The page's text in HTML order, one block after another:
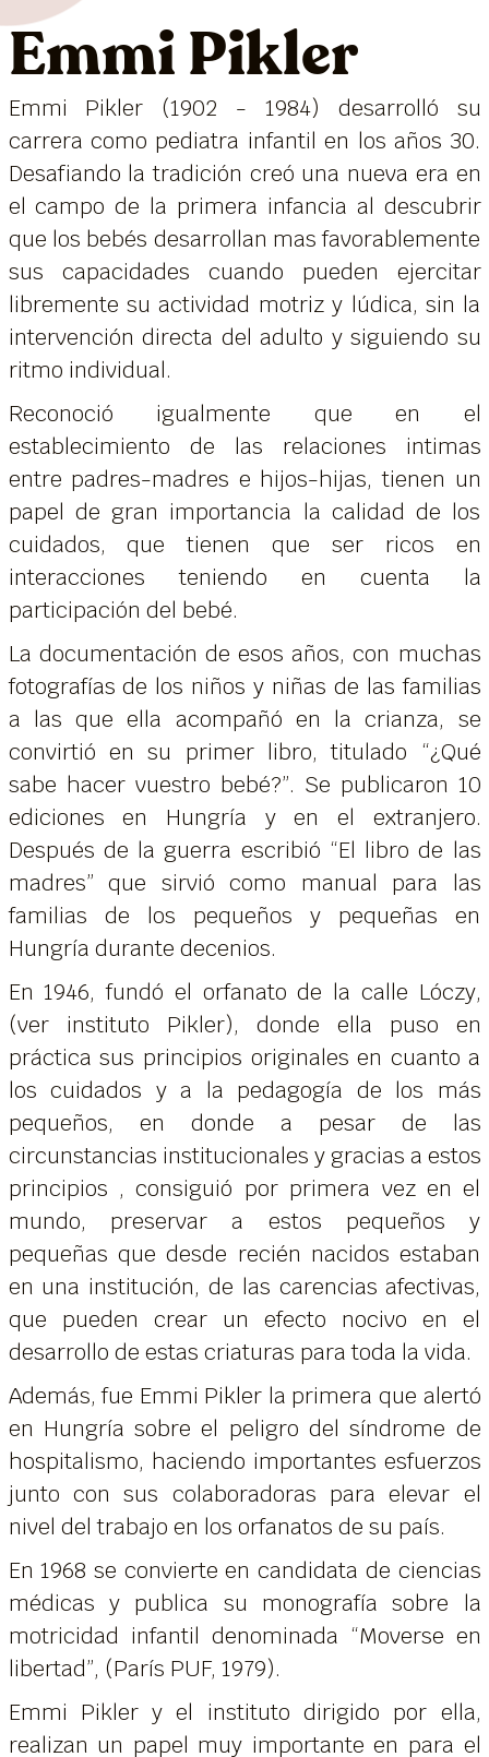
Emmi Pikler
Emmi Pikler (1902 - 1984) desarrolló su
carrera como pediatra infantil en los años 30.
Desafiando la tradición creó una nueva era en
el campo de la primera infancia al descubrir
que los bebés desarrollan mas favorablemente
sus capacidades cuando pueden ejercitar
libremente su actividad motriz y lúdica, sin la
intervención directa del adulto y siguiendo su
ritmo individual.
Reconoció igualmente que en el
establecimiento de las relaciones intimas
entre padres-madres e hijos-hijas, tienen un
papel de gran importancia la calidad de los
cuidados, que tienen que ser ricos en
interacciones teniendo en cuenta la
participación del bebé.
La documentación de esos años, con muchas
fotografías de los niños y niñas de las familias
a las que ella acompañó en la crianza, se
convirtió en su primer libro, titulado “¿Qué
sabe hacer vuestro bebé?”. Se publicaron 10
ediciones en Hungría y en el extranjero.
Después de la guerra escribió “El libro de las
madres” que sirvió como manual para las
familias de los pequeños y pequeñas en
Hungría durante decenios.
En 1946, fundó el orfanato de la calle Lóczy,
(ver instituto Pikler), donde ella puso en
práctica sus principios originales en cuanto a
los cuidados y a la pedagogía de los más
pequeños, en donde a pesar de las
circunstancias institucionales y gracias a estos
principios , consiguió por primera vez en el
mundo, preservar a estos pequeños y
pequeñas que desde recién nacidos estaban
en una institución, de las carencias afectivas,
que pueden crear un efecto nocivo en el
desarrollo de estas criaturas para toda la vida.
Además, fue Emmi Pikler la primera que alertó
en Hungría sobre el peligro del síndrome de
hospitalismo, haciendo importantes esfuerzos
junto con sus colaboradoras para elevar el
nivel del trabajo en los orfanatos de su país.
En 1968 se convierte en candidata de ciencias
médicas y publica su monografía sobre la
motricidad infantil denominada “Moverse en
libertad”, (París PUF, 1979).
Emmi Pikler y el instituto dirigido por ella,
realizan un papel muy importante en para el